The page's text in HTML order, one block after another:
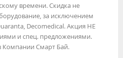
времени. Скидка не
за исключением
Decomedical. Акция НЕ
и спец. предложениями.
Компании Смарт Бай.